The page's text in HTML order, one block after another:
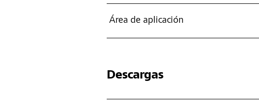
Área de aplicación
Descargas